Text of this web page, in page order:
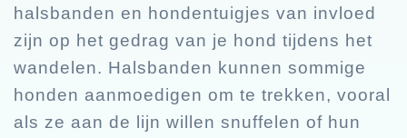
halsbanden en hondentuigjes van invloed
zijn op het gedrag van je hond tijdens het
wandelen. Halsbanden kunnen sommige
honden aanmoedigen om te trekken, vooral
als ze aan de lijn willen snuffelen of hun